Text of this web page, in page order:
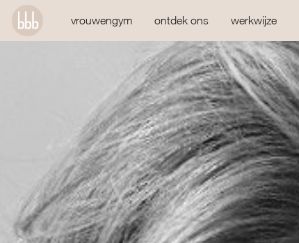
vrouwengym ontdek ons werkwijze